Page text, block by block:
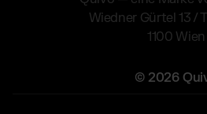
Wiedner Gürtel 13 /
1100 Wien
© 2026